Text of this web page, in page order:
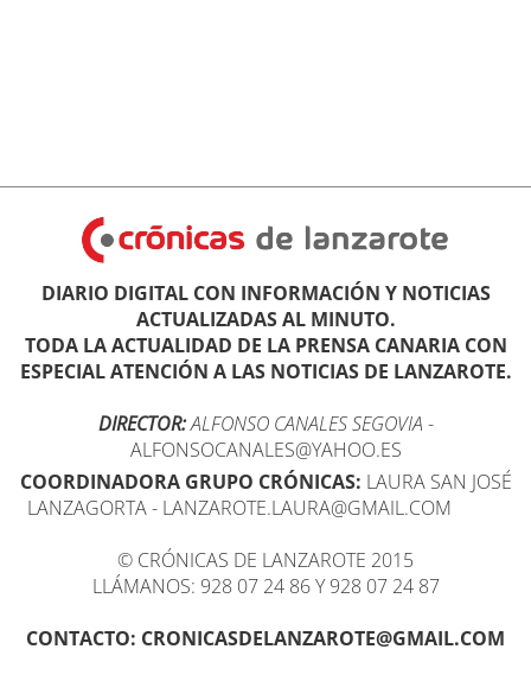
DIARIO DIGITAL CON INFORMACIÓN Y NOTICIAS
ACTUALIZADAS AL MINUTO.
TODA LA ACTUALIDAD DE LA PRENSA CANARIA CON
ESPECIAL ATENCIÓN A LAS NOTICIAS DE LANZAROTE.
DIRECTOR:ALFONSO CANALES SEGOVIA -
ALFONSOCANALES@YAHOO.ES
COORDINADORA GRUPO CRÓNICAS: LAURA SAN JOSÉ
LANZAGORTA - LANZAROTE.LAURA@GMAIL.COM
© CRÓNICAS DE LANZAROTE 2015
LLÁMANOS: 928 07 24 86 Y 928 07 24 87
CONTACTO: CRONICASDELANZAROTE@GMAIL.COM